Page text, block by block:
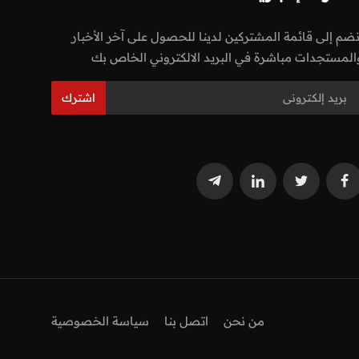
إلى قائمة المشتركين لدينا للحصول على آخر الأخبار
مباشرة في البريد الالكتروني الخاص بك
اشترك
من نحن اتصل بنا سياسة الخصوصية